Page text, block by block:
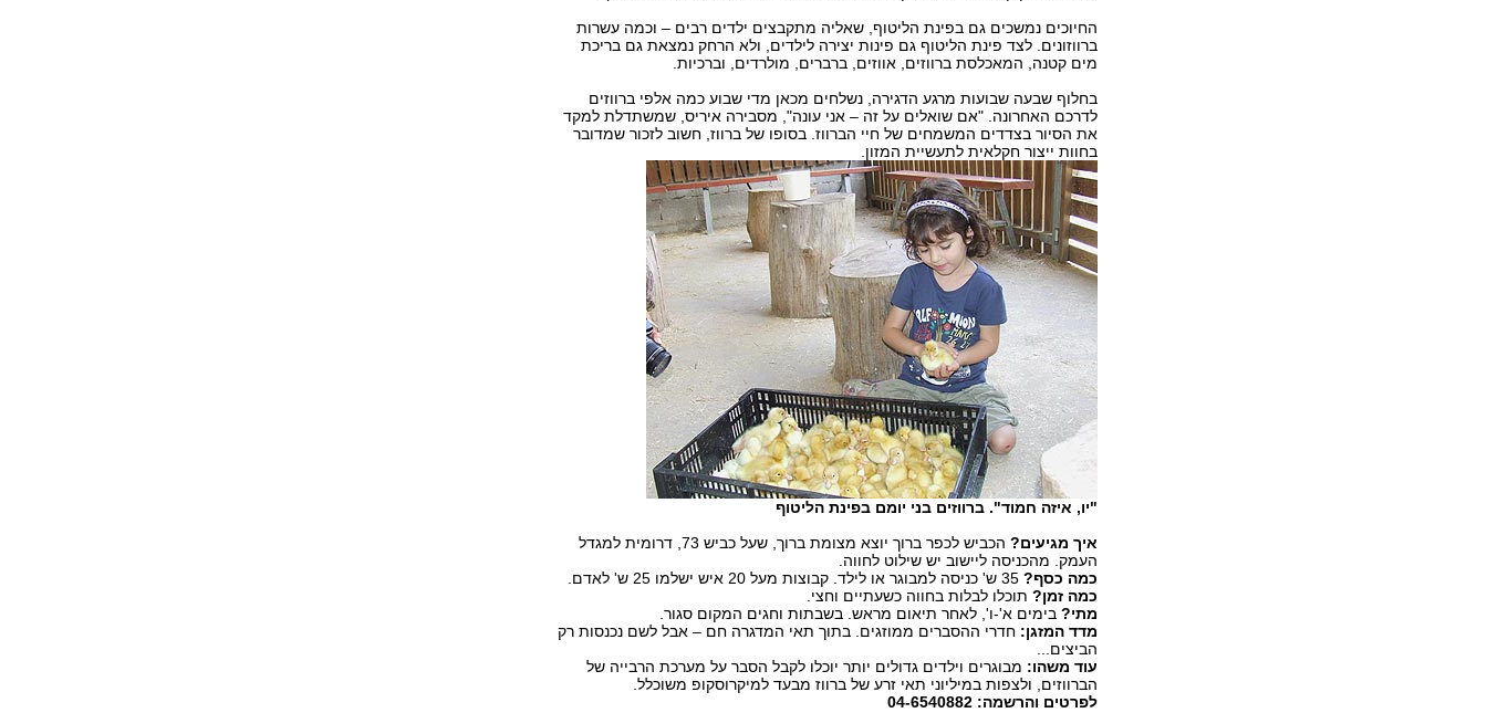
החיוכים נמשכים גם בפינת הליטוף, שאליה מתקבצים ילדים רבים – וכמה עשרות
ברווזונים. לצד פינת הליטוף גם פינות יצירה לילדים, ולא הרחק נמצאת גם בריכת
מים קטנה, המאכלסת ברווזים, אווזים, ברברים, מולרדים, וברכיות.
בחלוף שבעה שבועות מרגע הדגירה, נשלחים מכאן מדי שבוע כמה אלפי ברווזים
לדרכם האחרונה. "אם שואלים על זה – אני עונה", מסבירה איריס, שמשתדלת למקד
את הסיור בצדדים המשמחים של חיי הברווז. בסופו של ברווז, חשוב לזכור שמדובר
בחוות ייצור חקלאית לתעשיית המזון.
"יו, איזה חמוד". ברווזים בני יומם בפינת הליטוף
איך מגיעים?
הכביש לכפר ברוך יוצא מצומת ברוך, שעל כביש 73, דרומית למגדל
העמק. מהכניסה ליישוב יש שילוט לחווה.
כמה כסף?35 ש' כניסה למבוגר או לילד. קבוצות מעל 20 איש ישלמו 25 ש' לאדם.
כמה זמן?תוכלו לבלות בחווה כשעתיים וחצי.
מתי?בימים א'-ו', לאחר תיאום מראש. בשבתות וחגים המקום סגור.
מדד המזגן: חדרי ההסברים ממוזגים. בתוך תאי המדגרה חם – אבל לשם נכנסות רק
הביצים...
עוד משהו: מבוגרים וילדים גדולים יותר יוכלו לקבל הסבר על מערכת הרבייה של
הברווזים, ולצפות במיליוני תאי זרע של ברווז מבעד למיקרוסקופ משוכלל.
לפרטים והרשמה: 04-6540882